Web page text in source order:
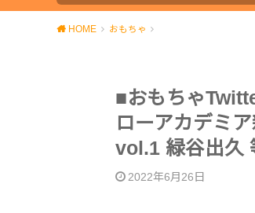
HOME おもちゃ
■おもちゃ
ローアカデミ
vol.1 緑谷出久︎
2022年6月26日